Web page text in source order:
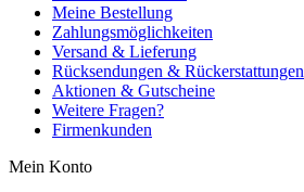
Meine Bestellung
Zahlungsmöglichkeiten
Versand & Lieferung
Rücksendungen & Rückerstattungen
Aktionen & Gutscheine
Weitere Fragen?
Firmenkunden
Mein Konto